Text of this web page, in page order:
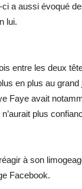
a aussi évoqué
lui.
entre les deux
en plus au
Faye avait
plus
à son
Facebook.